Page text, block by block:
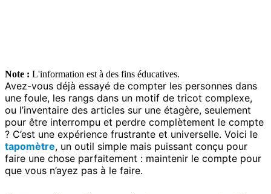
Note : L'information est à des fins éducatives.
Avez-vous déjà essayé de compter les personnes dans
une foule, les rangs dans un motif de tricot complexe,
ou l’inventaire des articles sur une étagère, seulement
pour être interrompu et perdre complètement le compte
? C’est une expérience frustrante et universelle. Voici le
tapomètre, un outil simple mais puissant conçu pour
faire une chose parfaitement : maintenir le compte pour
que vous n’ayez pas à le faire.